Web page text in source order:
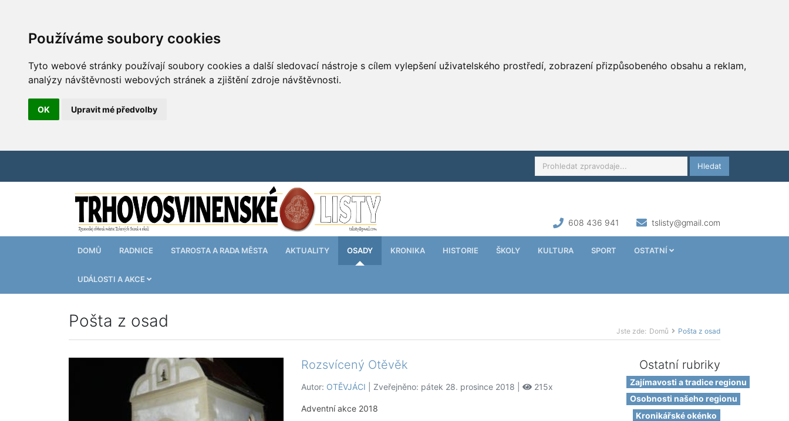
Používáme soubory cookies
Tyto webové stránky používají soubory cookies a další sledovací nástroje s cílem vylepšení uživatelského prostředí, zobrazení přizpůsobeného obsahu a reklam,
analýzy návštěvnosti webových stránek a zjištění zdroje návštěvnosti.
OK Upravit mé předvolby
Hledat
608 436 941 tslisty@gmail.com
DOMŮ RADNICE STAROSTA A RADA MĚSTA AKTUALITY OSADY KRONIKA HISTORIE ŠKOLY KULTURA SPORT OSTATNÍ
UDÁLOSTI A AKCE
Pošta z osad
Jste zde: Domů Pošta z osad
Rozsvícený Otěvěk
Autor: OTĚVJÁCI | Zveřejněno: pátek 28. prosince 2018 | 215x
Adventní akce 2018
Ostatní rubriky
Zajímavosti a tradice regionu
Osobnosti našeho regionu
Kronikářské okénko